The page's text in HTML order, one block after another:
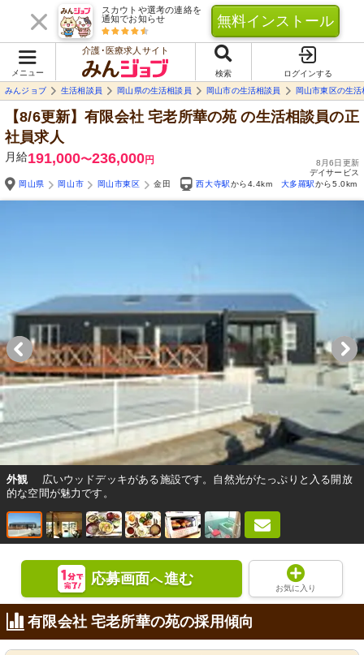
スカウトや選考の連絡を
通知でお知らせ
無料インストール
メニュー
介護･医療求人サイト
検索
ログインする
みんジョブ
生活相談員 岡山県の生活相談員 岡山市の生活相談員 岡山市東区の生活
【8/6更新】有限会社 宅老所華の苑 の生活相談員の正
社員求人
月給191,000〜236,000円
8月6日更新
デイサービス
岡山県
岡山市 岡山市東区 金田 西大寺駅から4.4km 大多羅駅から5.0km
外観
広いウッドデッキがある施設です。自然光がたっぷりと入る開放
的な空間が魅力です。
応募画面へ進む
お気に入り
有限会社 宅老所華の苑の採用傾向